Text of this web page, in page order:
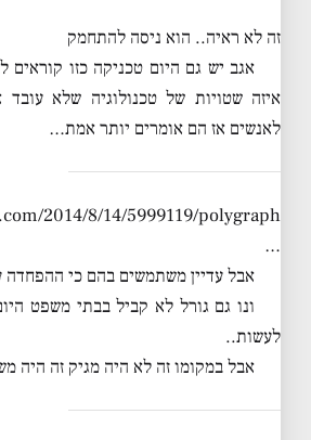
זה לא ראיה.. הוא ניסה להתחמק
איזה שטויות של טכנולוגיה שלא
לאנשים אז הם אומרים יותר אמת…
2014/8/14/5999119/polygraph
…
אבל עדיין משתמשים בהם כי ההפחדה
ונו גם גורל לא קביל בבתי משפט
לעשות..
אבל במקומו זה לא היה מגיק זה היה